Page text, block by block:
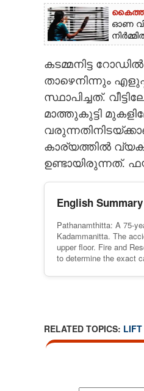
ഓണ
കടമ്മനിട്ട
താഴെനിന്നും
സ്ഥാപിച്ചത്.
മാത്തുകുട്ടി
കാര്യത്തിൽ
ഉണ്ടായിരുന്നത്.
English Summary
Pathanamthitta: A 75-
Kadammanitta. The
upper floor. Fire and
to determine the exact
RELATED TOPICS: LIFT